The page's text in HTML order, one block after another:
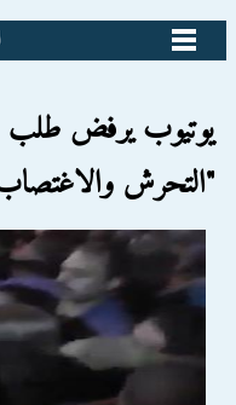
يوتيوب يرفض
"التحرش